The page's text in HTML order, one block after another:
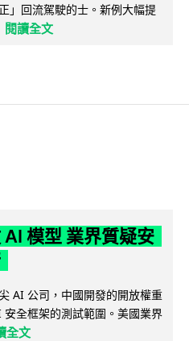
」回流駕駛的士。新例大幅提
閱讀全文
模型 業界質疑安
AI 公司，中國開發的開放權重
全框架的測試範圍。美國業界
全文